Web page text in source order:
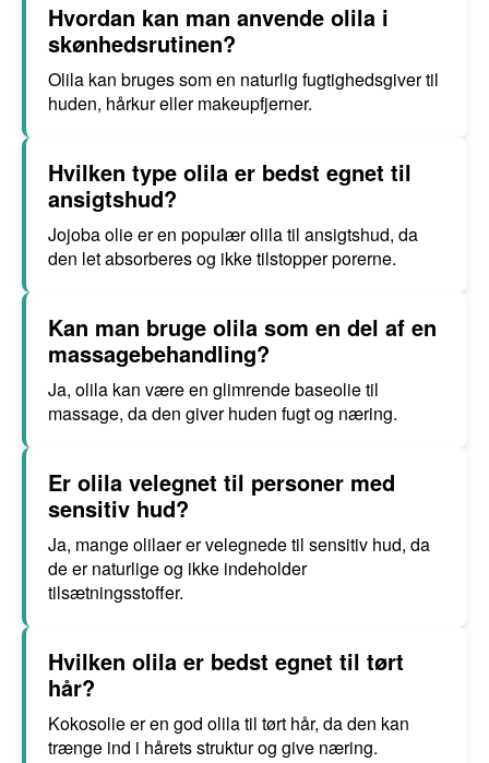
Hvordan kan man anvende olila i
skønhedsrutinen?
Olila kan bruges som en naturlig fugtighedsgiver til
huden, hårkur eller makeupfjerner.
Hvilken type olila er bedst egnet til
ansigtshud?
Jojoba olie er en populær olila til ansigtshud, da
den let absorberes og ikke tilstopper porerne.
Kan man bruge olila som en del af en
massagebehandling?
Ja, olila kan være en glimrende baseolie til
massage, da den giver huden fugt og næring.
Er olila velegnet til personer med
sensitiv hud?
Ja, mange olilaer er velegnede til sensitiv hud, da
de er naturlige og ikke indeholder
tilsætningsstoffer.
Hvilken olila er bedst egnet til tørt
hår?
Kokosolie er en god olila til tørt hår, da den kan
trænge ind i hårets struktur og give næring.